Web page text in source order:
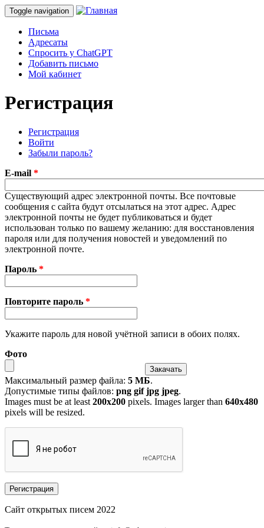
Toggle navigation
Письма
Адресаты
Спросить у ChatGPT
Добавить письмо
Мой кабинет
Регистрация
Главные вкладки
Регистрация
Войти
Забыли пароль?
E-mail *
Существующий адрес электронной почты. Все почтовые
сообщения с сайта будут отсылаться на этот адрес. Адрес
электронной почты не будет публиковаться и будет
использован только по вашему желанию: для восстановления
пароля или для получения новостей и уведомлений по
электронной почте.
Пароль *
Повторите пароль *
Укажите пароль для новой учётной записи в обоих полях.
Фото
Максимальный размер файла: 5 МБ.
Допустимые типы файлов: png gif jpg jpeg.
Images must be at least 200x200 pixels. Images larger than 640x480
pixels will be resized.
Сайт открытых писем 2022